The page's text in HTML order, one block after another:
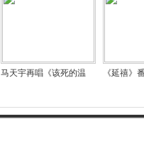
马天宇再唱《该死的温 《延禧》